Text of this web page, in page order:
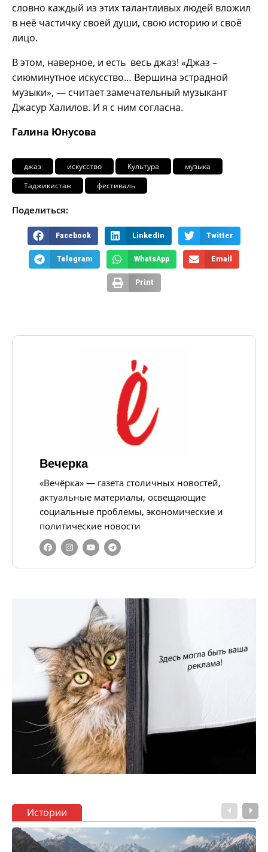
словно каждый из этих талантливых людей вложил
в неё частичку своей души, свою историю и своё
лицо.
В этом, наверное, и есть весь джаз! «Джаз –
сиюминутное искусство… Вершина эстрадной
музыки», — считает замечательный музыкант
Джасур Халилов. И я с ним согласна.
Галина Юнусова
джаз искусство Культура
музыка
Таджикистан
фестиваль
Поделиться:
Facebook LinkedIn Twitter
Telegram WhatsApp Email
Print
Вечерка
«Вечёрка» — газета столичных новостей,
актуальные материалы, освещающие
социальные проблемы, экономические и
политические новости
Истории